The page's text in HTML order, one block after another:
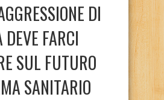
DI
FARCI
SUL FUTURO
SANITARIO